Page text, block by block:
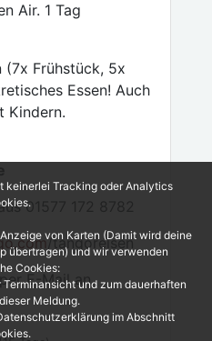
Air. 1 Tag
(7x Frühstück, 5x
Essen! Auch
Kindern.
01577 172 8782
/tangoreisen
E-Mail an
keinerlei Tracking oder Analytics
von Karten (Damit wird deine
übertragen) und wir verwenden
Cookies:
und zum dauerhaften
Meldung.
im Abschnitt